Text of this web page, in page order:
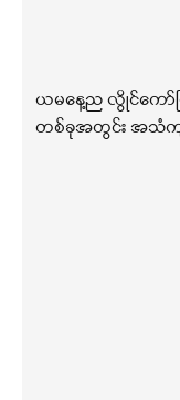
ယမနေ့ည လွိုင်ကော်မ
တစ်ခုအတွင်း အသံက